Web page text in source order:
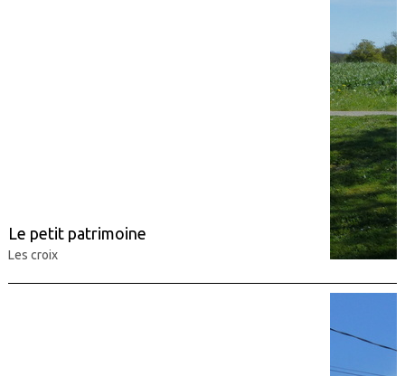
Le petit patrimoine
Les croix